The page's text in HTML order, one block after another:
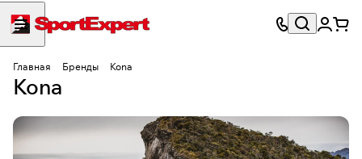
Главная Бренды Kona
Kona